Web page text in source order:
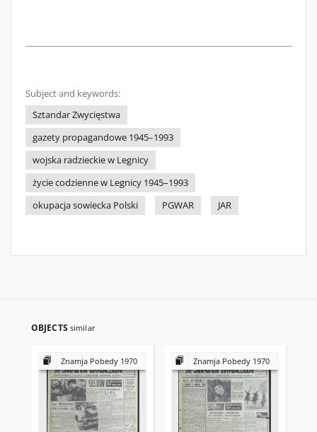
Subject and keywords:
Sztandar Zwycięstwa
gazety propagandowe 1945–1993
wojska radzieckie w Legnicy
życie codzienne w Legnicy 1945–1993
okupacja sowiecka Polski
PGWAR JAR
OBJECTS similar
Znamja Pobedy 1970 Znamja Pobedy 1970